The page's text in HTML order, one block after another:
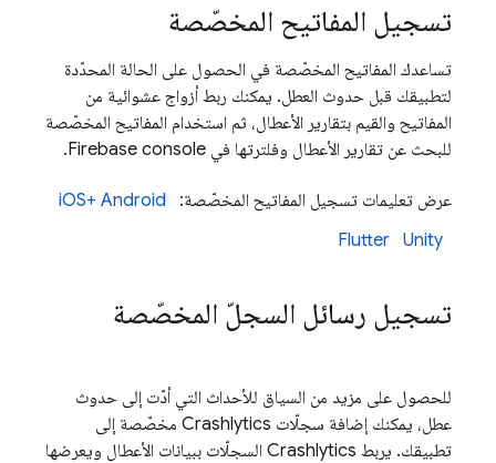
تسجيل المفاتيح المخصّصة
تساعدك المفاتيح المخصّصة في الحصول على الحالة المحدّدة
لتطبيقك قبل حدوث العطل. يمكنك ربط أزواج عشوائية من
المفاتيح والقيم بتقارير الأعطال، ثم استخدام المفاتيح المخصّصة
للبحث عن تقارير الأعطال وفلترتها في
Firebase console.
عرض تعليمات تسجيل المفاتيح المخصّصة: iOS+ Android
Flutter Unity
تسجيل رسائل السجلّ المخصّصة
للحصول على مزيد من السياق للأحداث التي أدّت إلى حدوث
عطل، يمكنك إضافة سجلّات Crashlytics مخصّصة إلى
تطبيقك. يربط Crashlytics السجلّات ببيانات الأعطال ويعرضها